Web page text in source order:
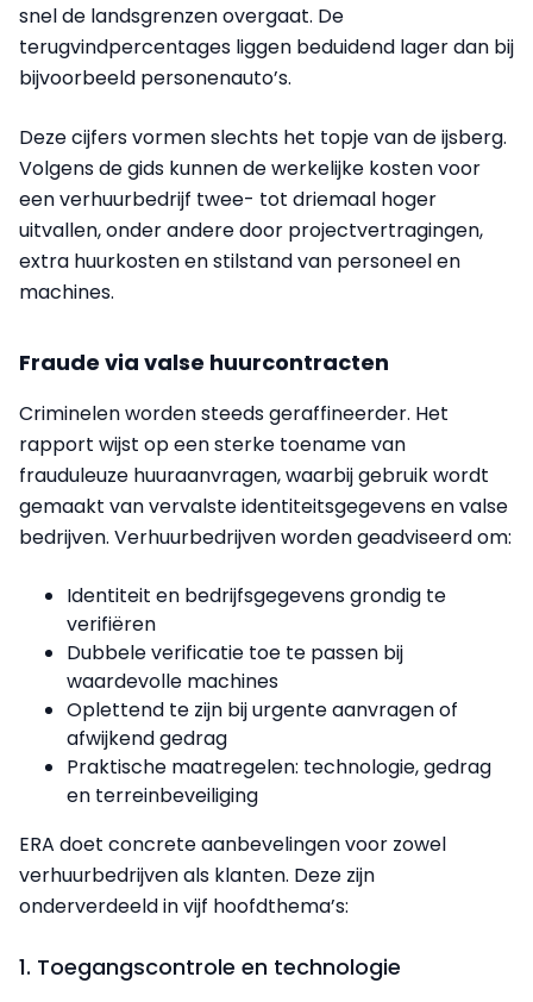
snel de landsgrenzen overgaat. De
terugvindpercentages liggen beduidend lager dan bij
bijvoorbeeld personenauto’s.
Deze cijfers vormen slechts het topje van de ijsberg.
Volgens de gids kunnen de werkelijke kosten voor
een verhuurbedrijf twee- tot driemaal hoger
uitvallen, onder andere door projectvertragingen,
extra huurkosten en stilstand van personeel en
machines.
Fraude via valse huurcontracten
Criminelen worden steeds geraffineerder. Het
rapport wijst op een sterke toename van
frauduleuze huuraanvragen, waarbij gebruik wordt
gemaakt van vervalste identiteitsgegevens en valse
bedrijven. Verhuurbedrijven worden geadviseerd om:
Identiteit en bedrijfsgegevens grondig te
verifiëren
Dubbele verificatie toe te passen bij
waardevolle machines
Oplettend te zijn bij urgente aanvragen of
afwijkend gedrag
Praktische maatregelen: technologie, gedrag
en terreinbeveiliging
ERA doet concrete aanbevelingen voor zowel
verhuurbedrijven als klanten. Deze zijn
onderverdeeld in vijf hoofdthema’s:
1. Toegangscontrole en technologie